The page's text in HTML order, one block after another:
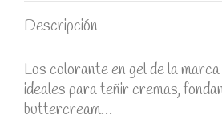
Descripción
Los colorante en gel de la
ideales para teñir cremas,
buttercream…